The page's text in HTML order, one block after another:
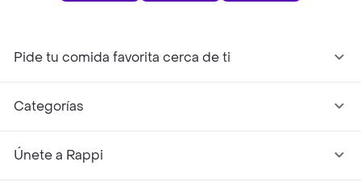
Pide tu comida favorita cerca de ti
Categorías
Únete a Rappi